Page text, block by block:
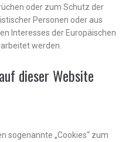
oder zum Schutz der
Personen oder aus
Interesses der Europäischen
werden.
dieser Website
sogenannte „Cookies“ zum